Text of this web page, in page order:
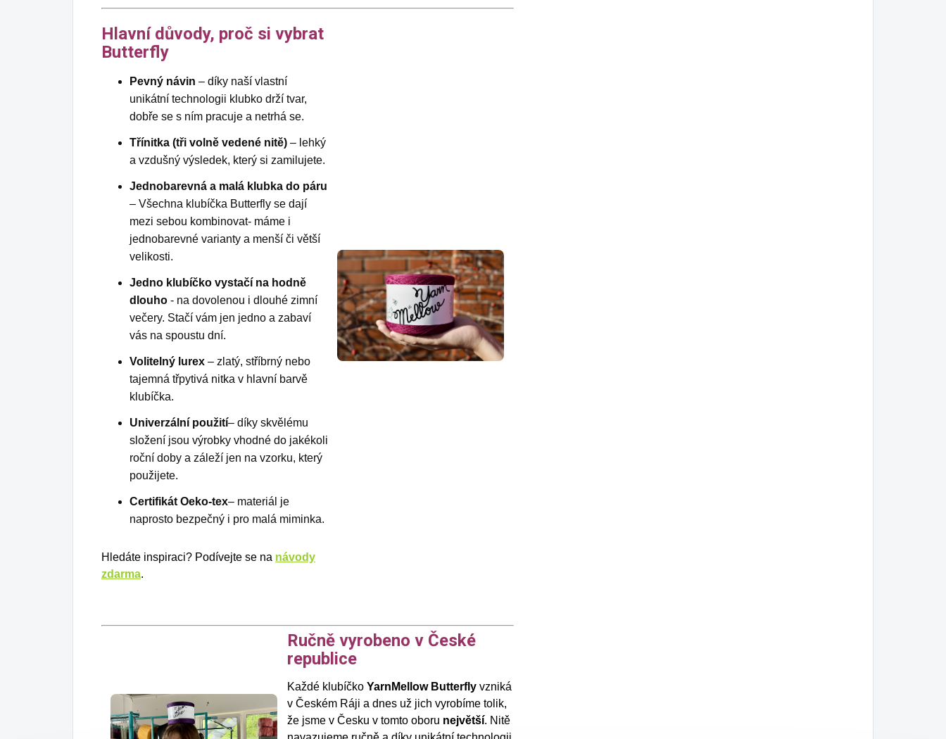
Hlavní důvody, proč si vybrat
Butterfly
Pevný návin – díky naší vlastní
unikátní technologii klubko drží tvar,
dobře se s ním pracuje a netrhá se.
Třínitka (tři volně vedené nitě) – lehký
a vzdušný výsledek, který si zamilujete.
Jednobarevná a malá klubka do páru
– Všechna klubíčka Butterfly se dají
mezi sebou kombinovat- máme i
jednobarevné varianty a menší či větší
velikosti.
Jedno klubíčko vystačí na hodně
dlouho - na dovolenou i dlouhé zimní
večery. Stačí vám jen jedno a zabaví
vás na spoustu dní.
Volitelný lurex – zlatý, stříbrný nebo
tajemná třpytivá nitka v hlavní barvě
klubíčka.
Univerzální použití– díky skvělému
složení jsou výrobky vhodné do jakékoli
roční doby a záleží jen na vzorku, který
použijete.
Certifikát Oeko-tex– materiál je
naprosto bezpečný i pro malá miminka.
Hledáte inspiraci? Podívejte se na návody
zdarma.
Ručně vyrobeno v České
republice
Každé klubíčko YarnMellow Butterflyvzniká
v Českém Ráji a dnes už jich vyrobíme tolik,
že jsme v Česku v tomto oboru největší. Nitě